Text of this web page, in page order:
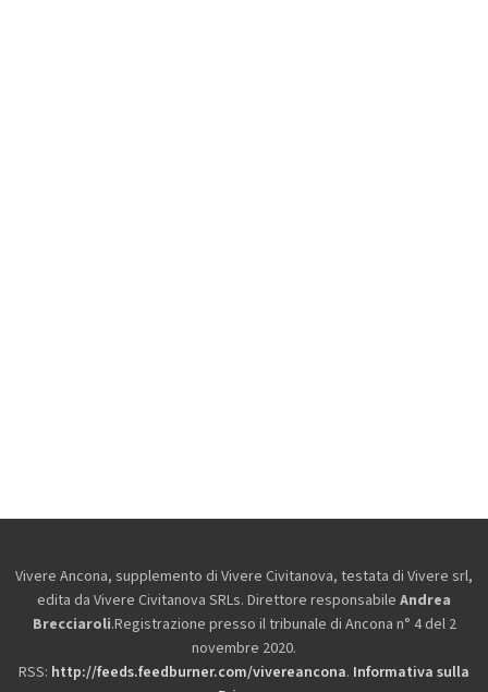
Vivere Ancona, supplemento di Vivere Civitanova, testata di Vivere srl,
edita da Vivere Civitanova SRLs. Direttore responsabile Andrea
Brecciaroli.Registrazione presso il tribunale di Ancona n° 4 del 2
novembre 2020.
RSS: http://feeds.feedburner.com/vivereancona. Informativa sulla